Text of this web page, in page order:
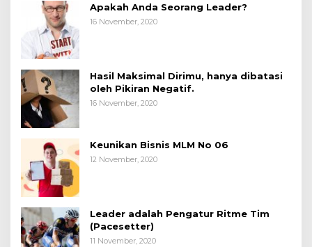
Apakah Anda Seorang Leader?
16 November, 2020
Hasil Maksimal Dirimu, hanya dibatasi
oleh Pikiran Negatif.
16 November, 2020
Keunikan Bisnis MLM No 06
12 November, 2020
Leader adalah Pengatur Ritme Tim
(Pacesetter)
11 November, 2020